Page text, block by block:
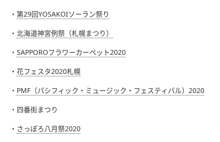
・ 第29回YOSAKOIソーラン祭り
・ 北海道神宮例祭（札幌まつり）
・ SAPPOROフラワーカーペット2020
・ 花フェスタ2020札幌
・ PMF（パシフィック・ミュージック・フェスティバル）2020
・四番街まつり
・ さっぽろ八月祭2020